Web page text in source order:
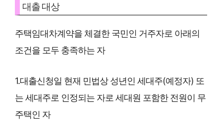
대출 대상
주택임대차계약을 체결한 국민인 거주자로 아래의
조건을 모두 충족하는 자
1.대출신청일 현재 민법상 성년인 세대주(예정자) 또
는 세대주로 인정되는 자로 세대원 포함한 전원이 무
주택인 자